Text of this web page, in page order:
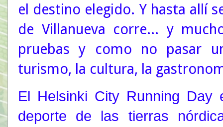
el destino elegido. Y hasta allí
de Villanueva corre... y
pruebas y como no pasar
turismo, la cultura, la
El Helsinki City Running Day
deporte de las tierras